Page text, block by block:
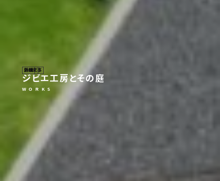
外構工事
施設
SHOP
ジビエ工房とその庭
W O R K S